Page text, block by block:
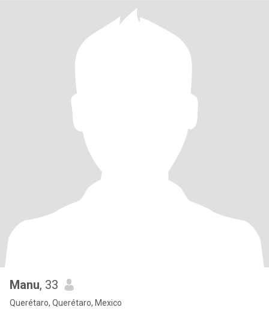
Manu, 33
Querétaro, Querétaro, Mexico